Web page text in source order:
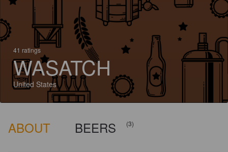
41 ratings
WASATCH
United States
ABOUT BEERS (3)